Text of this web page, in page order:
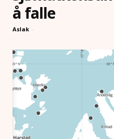
å falle
Aslak -